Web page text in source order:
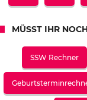
MÜSST IHR
SSW Rechner